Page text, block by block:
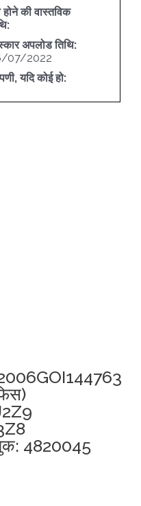
होने की वास्तविक
अपलोड तिथि:
07/2022
यदि कोई हो:
4820045